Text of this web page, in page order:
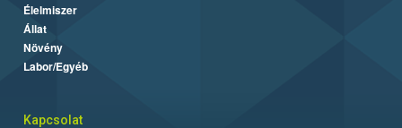
Élelmiszer
Állat
Növény
Labor/Egyéb
Kapcsolat